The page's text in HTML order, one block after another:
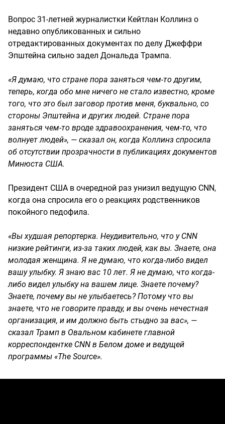
Вопрос 31-летней журналистки Кейтлан Коллинз о
недавно опубликованных и сильно
отредактированных документах по делу Джеффри
Эпштейна сильно задел Дональда Трампа.
«Я думаю, что стране пора заняться чем-то другим,
теперь, когда обо мне ничего не стало известно, кроме
того, что это был заговор против меня, буквально, со
стороны Эпштейна и других людей. Стране пора
заняться чем-то вроде здравоохранения, чем-то, что
волнует людей», — сказал он, когда Коллинз спросила
об отсутствии прозрачности в публикациях документов
Минюста США.
Президент США в очередной раз унизил ведущую CNN,
когда она спросила его о реакциях родственников
покойного педофила.
«Вы худшая репортерка. Неудивительно, что у CNN
низкие рейтинги, из-за таких людей, как вы. Знаете, она
молодая женщина. Я не думаю, что когда-либо видел
вашу улыбку. Я знаю вас 10 лет. Я не думаю, что когда-
либо видел улыбку на вашем лице. Знаете почему?
Знаете, почему вы не улыбаетесь? Потому что вы
знаете, что не говорите правду, и вы очень нечестная
организация, и им должно быть стыдно за вас», —
сказал Трамп в Овальном кабинете главной
корреспондентке CNN в Белом доме и ведущей
программы «The Source».